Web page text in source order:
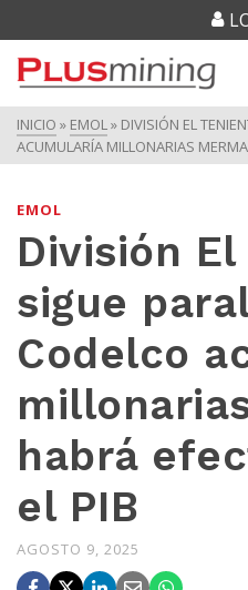
INICIO » EMOL» DIVISIÓN EL
ACUMULARÍA MILLONARIAS
EMOL
División
sigue
Codelco
habrá
el PIB
AGOSTO 9, 2025